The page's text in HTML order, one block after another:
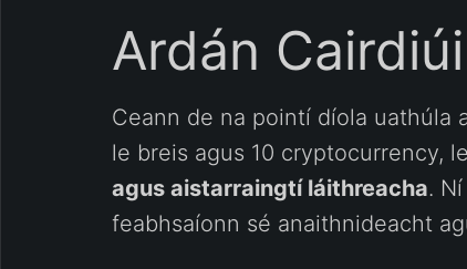
Ardán
Ceann de na pointí díola uathúla
le breis agus 10 cryptocurrency,
agus aistarraingtí láithreacha.
feabhsaíonn sé anaithnideacht